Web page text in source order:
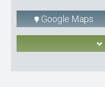
Google Maps